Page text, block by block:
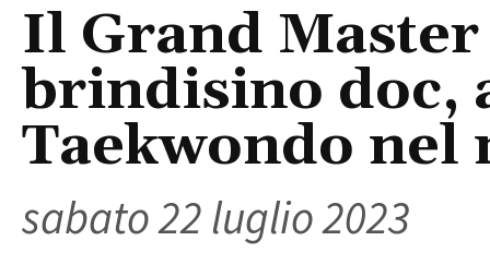
Il Grand
brindisino doc,
Taekwondo nel
sabato 22 luglio 2023